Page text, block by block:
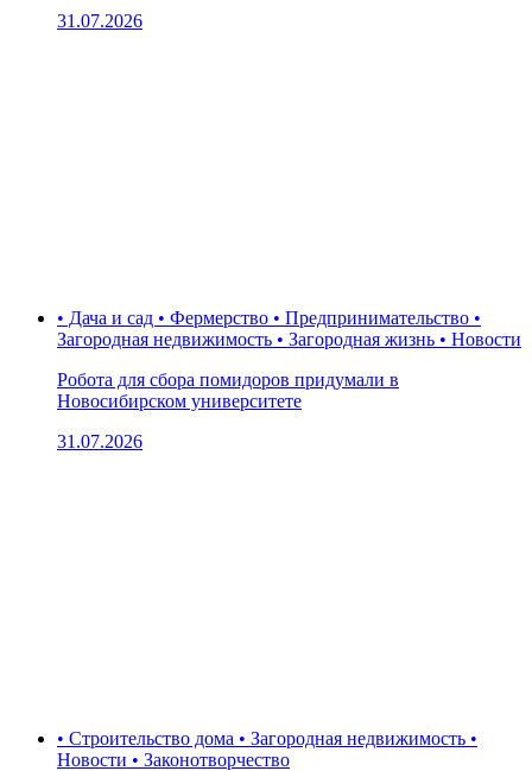
31.07.2026
• Дача и сад • Фермерство • Предпринимательство •
Загородная недвижимость • Загородная жизнь • Новости
Робота для сбора помидоров придумали в
Новосибирском университете
31.07.2026
• Строительство дома • Загородная недвижимость •
Новости • Законотворчество